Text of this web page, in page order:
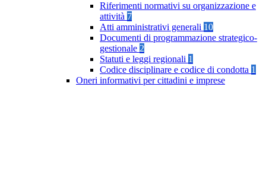
Riferimenti normativi su organizzazione e
attività 7
Atti amministrativi generali 10
Documenti di programmazione strategico-
gestionale 2
Statuti e leggi regionali 1
Codice disciplinare e codice di condotta 1
Oneri informativi per cittadini e imprese